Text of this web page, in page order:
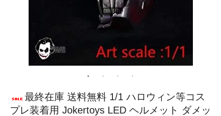
最終在庫 送料無料 1/1 ハロウィン等コス
プレ装着用 Jokertoys LED ヘルメット ダメッ